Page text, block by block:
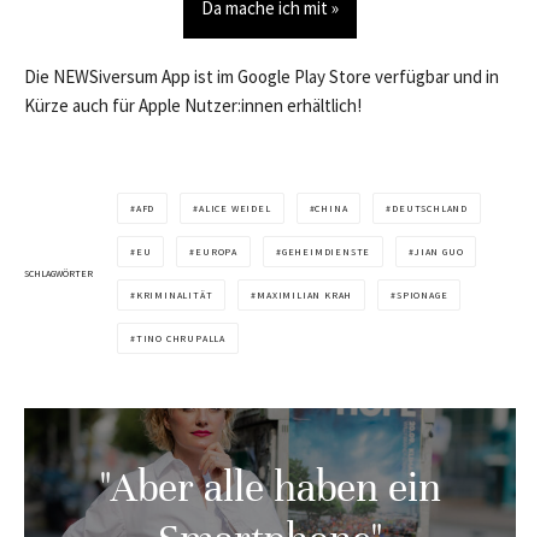
Da mache ich mit »
Die NEWSiversum App ist im Google Play Store verfügbar und in
Kürze auch für Apple Nutzer:innen erhältlich!
SCHLAGWÖRTER
AFD ALICE WEIDEL CHINA DEUTSCHLAND
EU EUROPA GEHEIMDIENSTE JIAN GUO
KRIMINALITÄT MAXIMILIAN KRAH SPIONAGE
TINO CHRUPALLA
"Aber alle haben ein